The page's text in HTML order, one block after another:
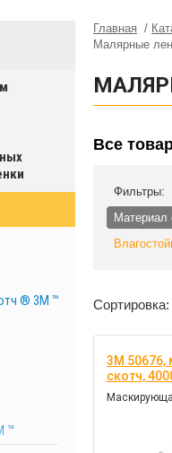
Главная
Малярные
Все
Фильтры:
Материал
Сортировка:
3M 50676,
скотч,
® 3M ™
™